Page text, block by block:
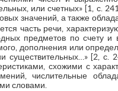
или счетных» [1, с.
значений, а также
часть речи,
предметов по счету
дополнения или
существительных…» [2, с.
схожими с
числительные
словами.